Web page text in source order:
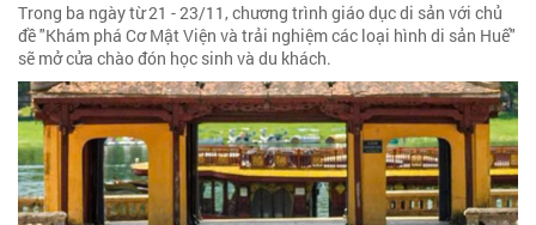
Trong ba ngày từ 21 - 23/11, chương trình giáo dục di sản với chủ
đề "Khám phá Cơ Mật Viện và trải nghiệm các loại hình di sản Huế"
sẽ mở cửa chào đón học sinh và du khách.